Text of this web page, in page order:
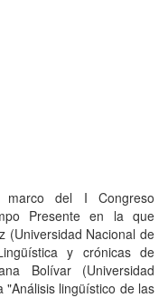
marco del I Congreso
Presente en la que
(Universidad Nacional de
y crónicas de
Bolívar (Universidad
"Análisis lingüístico de las